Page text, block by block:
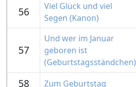
56
Viel Glück und viel
Segen (Kanon)
57
Und wer im Januar
geboren ist
(Geburtstagsständchen)
58 Zum Geburtstag